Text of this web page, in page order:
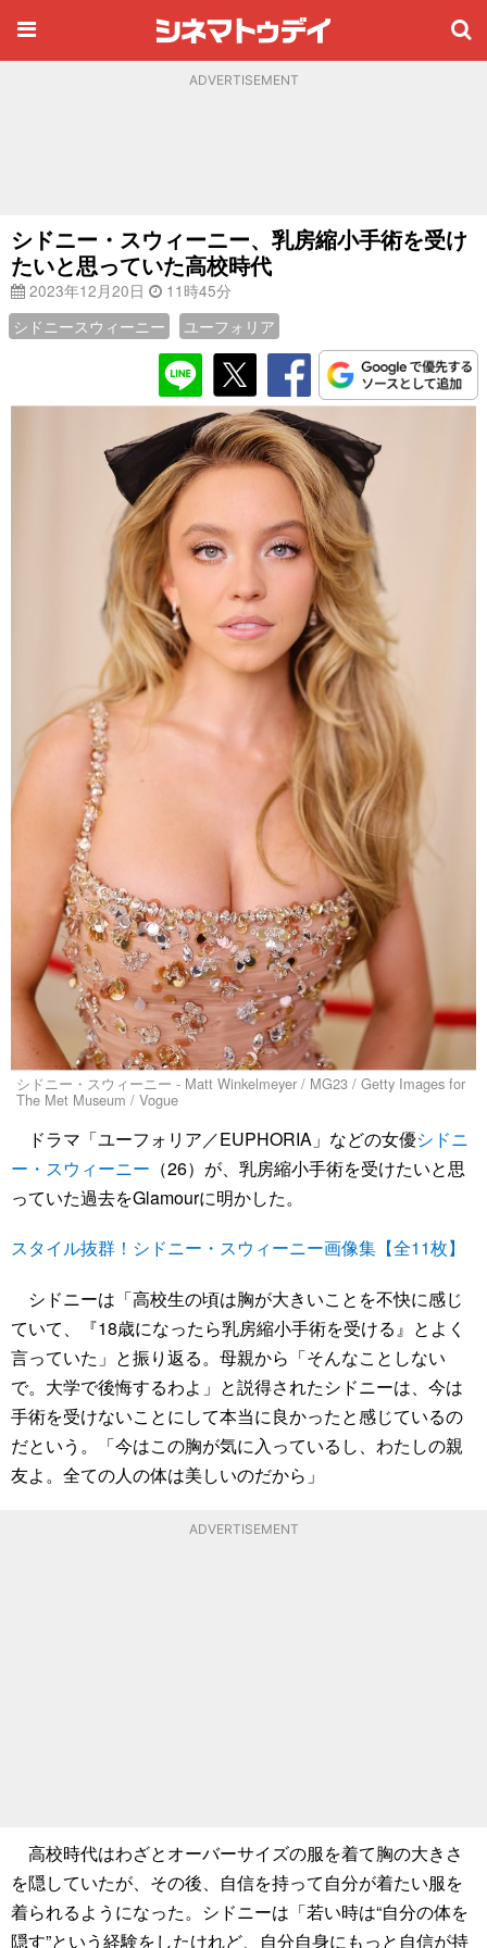
ADVERTISEMENT
シドニー・スウィーニー、乳房縮小手術を受け
たいと思っていた高校時代
2023年12月20日
11時45分
シドニースウィーニー
ユーフォリア
シドニー・スウィーニー - Matt Winkelmeyer / MG23 / Getty Images for
The Met Museum / Vogue
ドラマ「ユーフォリア／EUPHORIA」などの女優シドニ
ー・スウィーニー （26）が、乳房縮小手術を受けたいと思
っていた過去をGlamourに明かした。
スタイル抜群！シドニー・スウィーニー画像集【全11枚】
シドニーは「高校生の頃は胸が大きいことを不快に感じ
ていて、『18歳になったら乳房縮小手術を受ける』とよく
言っていた」と振り返る。母親から「そんなことしない
で。大学で後悔するわよ」と説得されたシドニーは、今は
手術を受けないことにして本当に良かったと感じているの
だという。「今はこの胸が気に入っているし、わたしの親
友よ。全ての人の体は美しいのだから」
ADVERTISEMENT
高校時代はわざとオーバーサイズの服を着て胸の大きさ
を隠していたが、その後、自信を持って自分が着たい服を
着られるようになった。シドニーは「若い時は“自分の体を
隠す”という経験をしたけれど、自分自身にもっと自信が持